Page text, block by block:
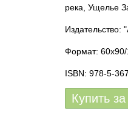
река, Ущелье
Издательство:
Формат: 60x90/
ISBN: 978-5-
Купить за